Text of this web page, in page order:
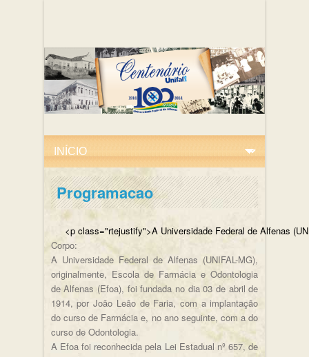
Programacao
<p class="rtejustify">A Universidade Federal
Corpo:
A Universidade Federal de Alfenas (UNIFAL-MG),
originalmente, Escola de Farmácia e Odontologia
de Alfenas (Efoa), foi fundada no dia 03 de abril de
1914, por João Leão de Faria, com a implantação
do curso de Farmácia e, no ano seguinte, com a do
curso de Odontologia.
A Efoa foi reconhecida pela Lei Estadual nº 657, de